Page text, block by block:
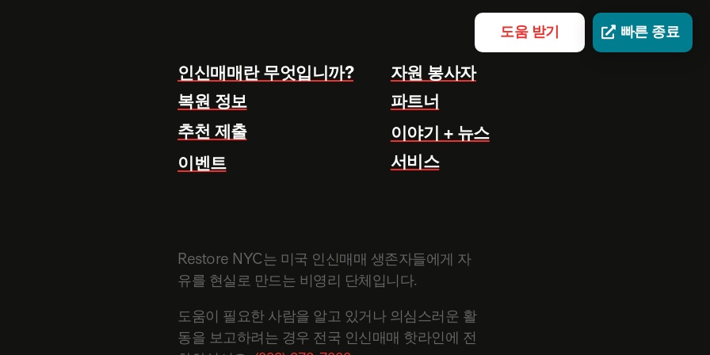
도움 받기 빠른 종료
인신매매란 무엇입니까?
복원 정보
추천 제출
이벤트
자원 봉사자
파트너
이야기 + 뉴스
서비스
Restore NYC는 미국 인신매매 생존자들에게 자
유를 현실로 만드는 비영리 단체입니다.
도움이 필요한 사람을 알고 있거나 의심스러운 활
동을 보고하려는 경우 전국 인신매매 핫라인에 전